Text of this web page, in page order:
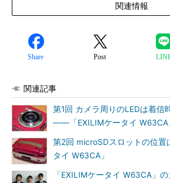
関連情報
Share Post
関連記事
第1回 カメラ周りのLEDは着信
――「EXILIMケータイ W63CA
第2回 microSDスロットの位
タイ W63CA」
「EXILIMケータイ W63CA」